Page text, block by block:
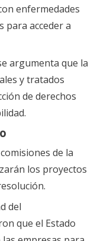
enfermedades
para acceder a
argumenta que la
y tratados
de derechos
de la
los proyectos
del
que el Estado